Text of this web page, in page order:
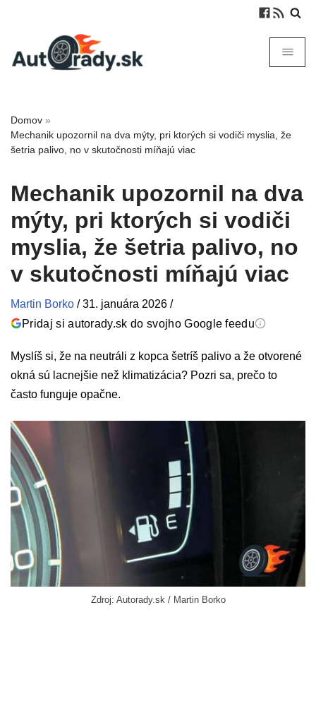
Domov »
Mechanik upozornil na dva mýty, pri ktorých si vodiči myslia, že
šetria palivo, no v skutočnosti míňajú viac
Mechanik upozornil na dva
mýty, pri ktorých si vodiči
myslia, že šetria palivo, no
v skutočnosti míňajú viac
Martin Borko /31. januára 2026 /
Pridaj si autorady.sk do svojho Google feedu
Myslíš si, že na neutráli z kopca šetríš palivo a že otvorené
okná sú lacnejšie než klimatizácia? Pozri sa, prečo to
často funguje opačne.
Zdroj: Autorady.sk / Martin Borko